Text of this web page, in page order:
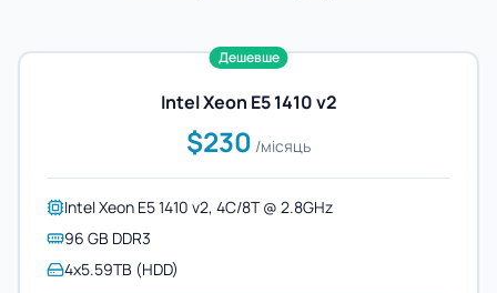
Дешевше
Intel Xeon E5 1410 v2
$230 /місяць
Intel Xeon E5 1410 v2, 4C/8T @ 2.8GHz
96 GB DDR3
4x5.59TB (HDD)